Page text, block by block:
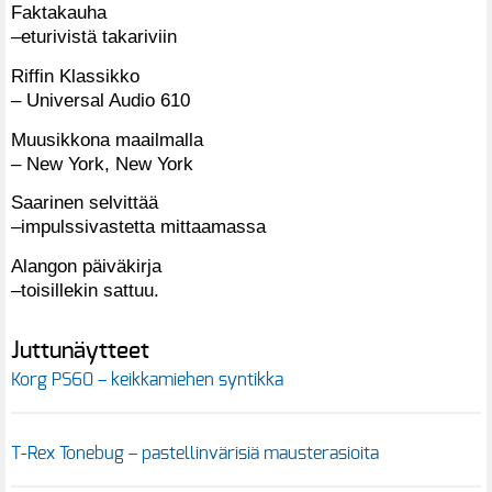
Faktakauha
–eturivistä takariviin
Riffin Klassikko
– Universal Audio 610
Muusikkona maailmalla
– New York, New York
Saarinen selvittää
–impulssivastetta mittaamassa
Alangon päiväkirja
–toisillekin sattuu.
Juttunäytteet
Korg PS60 – keikkamiehen syntikka
T-Rex Tonebug – pastellinvärisiä mausterasioita